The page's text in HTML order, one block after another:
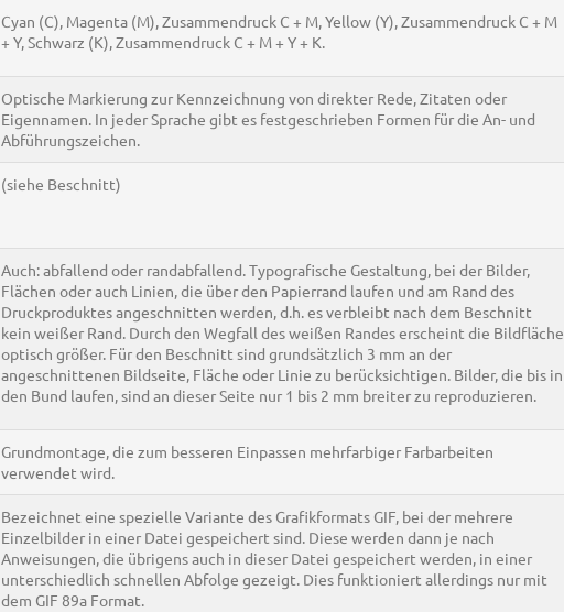
Cyan (C), Magenta (M), Zusammendruck C + M, Yellow (Y), Zusammendruck C + M
+ Y, Schwarz (K), Zusammendruck C + M + Y + K.
Optische Markierung zur Kennzeichnung von direkter Rede, Zitaten oder
Eigennamen. In jeder Sprache gibt es festgeschrieben Formen für die An- und
Abführungszeichen.
(siehe Beschnitt)
Auch: abfallend oder randabfallend. Typografische Gestaltung, bei der Bilder,
Flächen oder auch Linien, die über den Papierrand laufen und am Rand des
Druckproduktes angeschnitten werden, d.h. es verbleibt nach dem Beschnitt
kein weißer Rand. Durch den Wegfall des weißen Randes erscheint die Bildfläche
optisch größer. Für den Beschnitt sind grundsätzlich 3 mm an der
angeschnittenen Bildseite, Fläche oder Linie zu berücksichtigen. Bilder, die bis in
den Bund laufen, sind an dieser Seite nur 1 bis 2 mm breiter zu reproduzieren.
Grundmontage, die zum besseren Einpassen mehrfarbiger Farbarbeiten
verwendet wird.
Bezeichnet eine spezielle Variante des Grafikformats GIF, bei der mehrere
Einzelbilder in einer Datei gespeichert sind. Diese werden dann je nach
Anweisungen, die übrigens auch in dieser Datei gespeichert werden, in einer
unterschiedlich schnellen Abfolge gezeigt. Dies funktioniert allerdings nur mit
dem GIF 89a Format.